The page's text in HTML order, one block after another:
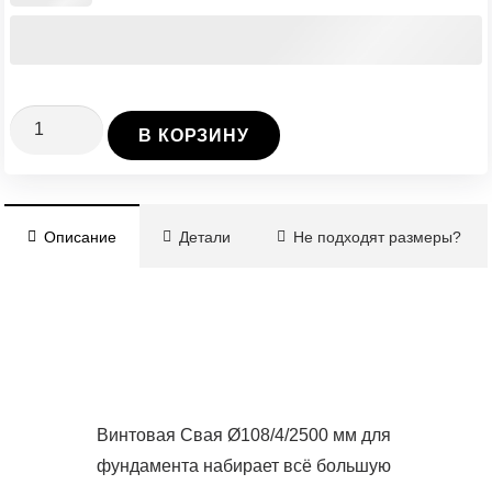
Количество
Ø108/4/2500
мм
В КОРЗИНУ
Описание Детали Не подходят размеры?
Винтовая Свая Ø108/4/2500 мм для
фундамента набирает всё большую